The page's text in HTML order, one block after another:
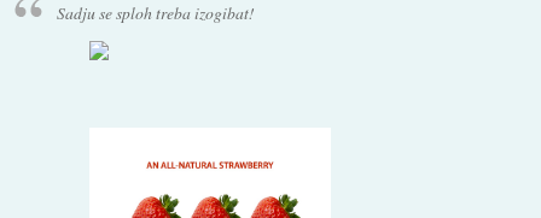
Sadju se sploh treba izogibat!